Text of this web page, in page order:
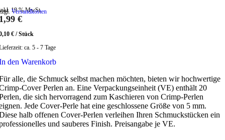
19 % MwSt.
Versandkosten
€
€ /Stück
ca. 5 - 7 Tage
den Warenkorb
alle, die Schmuck selbst machen möchten, bieten wir hochwertige
Cover Perlen an. Eine Verpackungseinheit (VE) enthält 20
die sich hervorragend zum Kaschieren von Crimp-Perlen
Jede Cover-Perle hat eine geschlossene Größe von 5 mm.
halb offenen Cover-Perlen verleihen Ihren Schmuckstücken ein
und sauberes Finish. Preisangabe je VE.